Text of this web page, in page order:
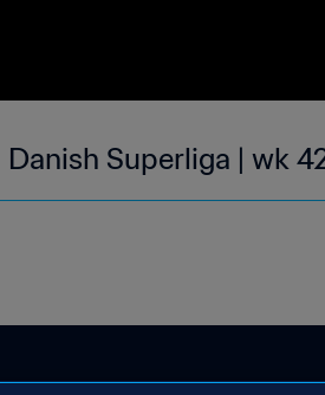
Danish Superliga | wk